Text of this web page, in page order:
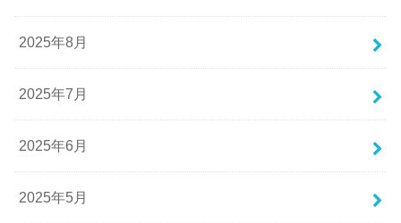
2025年8月
2025年7月
2025年6月
2025年5月